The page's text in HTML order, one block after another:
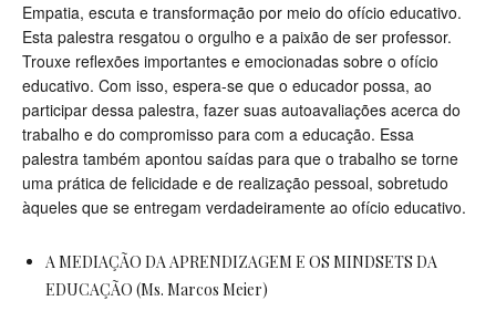
Empatia, escuta e transformação por meio do ofício educativo.
Esta palestra resgatou o orgulho e a paixão de ser professor.
Trouxe reflexões importantes e emocionadas sobre o ofício
educativo. Com isso, espera-se que o educador possa, ao
participar dessa palestra, fazer suas autoavaliações acerca do
trabalho e do compromisso para com a educação. Essa
palestra também apontou saídas para que o trabalho se torne
uma prática de felicidade e de realização pessoal, sobretudo
àqueles que se entregam verdadeiramente ao ofício educativo.
A MEDIAÇÃO DA APRENDIZAGEM E OS MINDSETS DA
EDUCAÇÃO (Ms. Marcos Meier)